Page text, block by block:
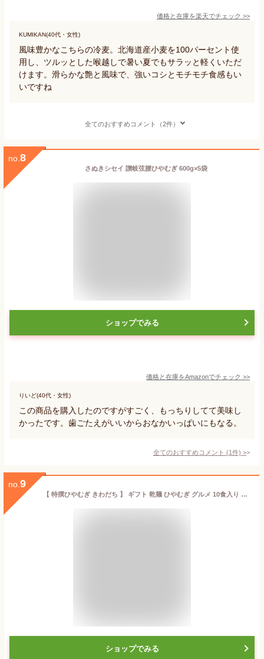
価格と在庫を楽天でチェック >>
KUMIKAN(40代・女性)
風味豊かなこちらの冷麦。北海道産小麦を100パーセント使
用し、ツルッとした喉越しで暑い夏でもサラッと軽くいただ
けます。滑らかな艶と風味で、強いコシとモチモチ食感もい
いですね
全てのおすすめコメント（2件）
no. 8
さぬきシセイ 讃岐弦腰ひやむぎ 600g×5袋
ショップでみる
価格と在庫をAmazonでチェック >>
りいど(40代・女性)
この商品を購入したのですがすごく、もっちりしてて美味し
かったです。歯ごたえがいいからおなかいっぱいにもなる。
全てのおすすめコメント (1件) >
no. 9
【 特撰ひやむぎ きわだち 】 ギフト 乾麺 ひやむぎ グルメ 10食入り 手提げ袋付き 贈答用
ショップでみる